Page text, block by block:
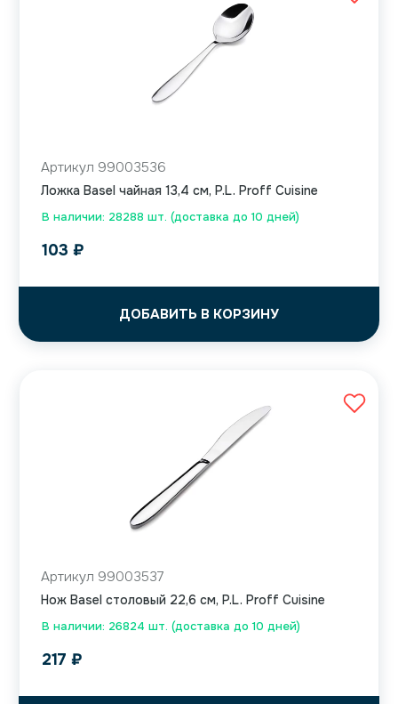
В наличии: 28288 шт. (доставка до 10 дней)
Артикул 99003536
Ложка Basel чайная 13,4 см, P.L. Proff Cuisine
103 ₽
ДОБАВИТЬ В КОРЗИНУ
В наличии: 26824 шт. (доставка до 10 дней)
Артикул 99003537
Нож Basel столовый 22,6 см, P.L. Proff Cuisine
217 ₽